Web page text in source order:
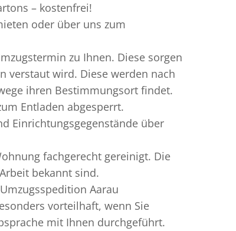
– kostenfrei!
oder über uns zum
zu Ihnen. Diese sorgen
verstaut wird. Diese werden nach
ihren Bestimmungsort findet.
Entladen abgesperrt.
Einrichtungsgegenstände über
fachgerecht gereinigt. Die
bekannt sind.
Aarau
vorteilhaft, wenn Sie
mit Ihnen durchgeführt.